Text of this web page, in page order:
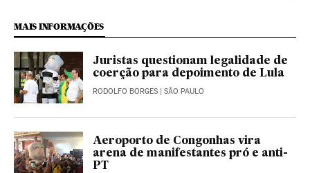
MAIS INFORMAÇÕES
Juristas questionam legalidade de
coerção para depoimento de Lula
RODOLFO BORGES | SÃO PAULO
Aeroporto de Congonhas vira
arena de manifestantes pró e anti-
PT